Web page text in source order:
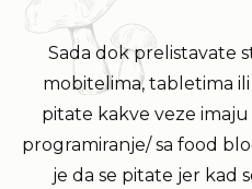
Sada dok prelistavate
mobitelima, tabletima
pitate kakve veze
programiranje/ sa food
je da se pitate jer kad